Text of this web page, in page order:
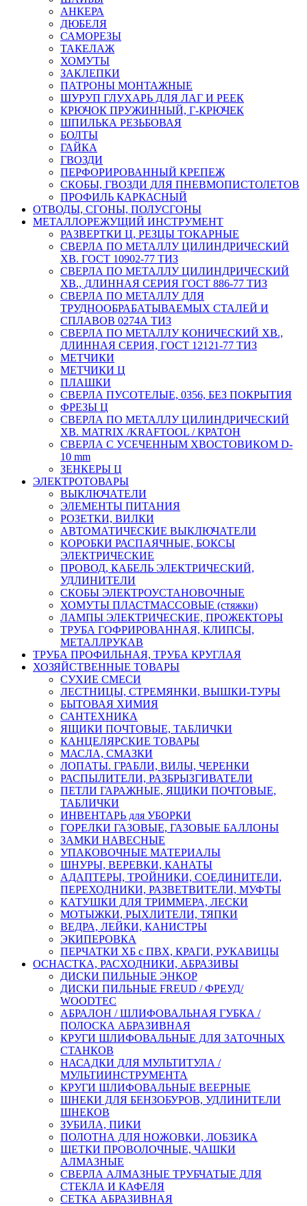
АНКЕРА
ДЮБЕЛЯ
САМОРЕЗЫ
ТАКЕЛАЖ
ХОМУТЫ
ЗАКЛЕПКИ
ПАТРОНЫ МОНТАЖНЫЕ
ШУРУП ГЛУХАРЬ ДЛЯ ЛАГ И РЕЕК
КРЮЧОК ПРУЖИННЫЙ, Г-КРЮЧЕК
ШПИЛЬКА РЕЗЬБОВАЯ
БОЛТЫ
ГАЙКА
ГВОЗДИ
ПЕРФОРИРОВАННЫЙ КРЕПЕЖ
СКОБЫ, ГВОЗДИ ДЛЯ ПНЕВМОПИСТОЛЕТОВ
ПРОФИЛЬ КАРКАСНЫЙ
ОТВОДЫ, СГОНЫ, ПОЛУСГОНЫ
МЕТАЛЛОРЕЖУЩИЙ ИНСТРУМЕНТ
РАЗВЕРТКИ Ц, РЕЗЦЫ ТОКАРНЫЕ
СВЕРЛА ПО МЕТАЛЛУ ЦИЛИНДРИЧЕСКИЙ
ХВ. ГОСТ 10902-77 ТИЗ
СВЕРЛА ПО МЕТАЛЛУ ЦИЛИНДРИЧЕСКИЙ
ХВ., ДЛИННАЯ СЕРИЯ ГОСТ 886-77 ТИЗ
СВЕРЛА ПО МЕТАЛЛУ ДЛЯ
ТРУДНООБРАБАТЫВАЕМЫХ СТАЛЕЙ И
СПЛАВОВ 0274А ТИЗ
СВЕРЛА ПО МЕТАЛЛУ КОНИЧЕСКИЙ ХВ.,
ДЛИННАЯ СЕРИЯ, ГОСТ 12121-77 ТИЗ
МЕТЧИКИ
МЕТЧИКИ Ц
ПЛАШКИ
СВЕРЛА ПУСОТЕЛЫЕ, 0356, БЕЗ ПОКРЫТИЯ
ФРЕЗЫ Ц
СВЕРЛА ПО МЕТАЛЛУ ЦИЛИНДРИЧЕСКИЙ
ХВ. MATRIX /KRAFTOOL / КРАТОН
СВЕРЛА С УСЕЧЕННЫМ ХВОСТОВИКОМ D-
10 mm
ЗЕНКЕРЫ Ц
ЭЛЕКТРОТОВАРЫ
ВЫКЛЮЧАТЕЛИ
ЭЛЕМЕНТЫ ПИТАНИЯ
РОЗЕТКИ, ВИЛКИ
АВТОМАТИЧЕСКИЕ ВЫКЛЮЧАТЕЛИ
КОРОБКИ РАСПАЯЧНЫЕ, БОКСЫ
ЭЛЕКТРИЧЕСКИЕ
ПРОВОД, КАБЕЛЬ ЭЛЕКТРИЧЕСКИЙ,
УДЛИНИТЕЛИ
СКОБЫ ЭЛЕКТРОУСТАНОВОЧНЫЕ
ХОМУТЫ ПЛАСТМАССОВЫЕ (стяжки)
ЛАМПЫ ЭЛЕКТРИЧЕСКИЕ, ПРОЖЕКТОРЫ
ТРУБА ГОФРИРОВАННАЯ, КЛИПСЫ,
МЕТАЛЛРУКАВ
ТРУБА ПРОФИЛЬНАЯ, ТРУБА КРУГЛАЯ
ХОЗЯЙСТВЕННЫЕ ТОВАРЫ
СУХИЕ СМЕСИ
ЛЕСТНИЦЫ, СТРЕМЯНКИ, ВЫШКИ-ТУРЫ
БЫТОВАЯ ХИМИЯ
САНТЕХНИКА
ЯЩИКИ ПОЧТОВЫЕ, ТАБЛИЧКИ
КАНЦЕЛЯРСКИЕ ТОВАРЫ
МАСЛА, СМАЗКИ
ЛОПАТЫ. ГРАБЛИ, ВИЛЫ, ЧЕРЕНКИ
РАСПЫЛИТЕЛИ, РАЗБРЫЗГИВАТЕЛИ
ПЕТЛИ ГАРАЖНЫЕ, ЯЩИКИ ПОЧТОВЫЕ,
ТАБЛИЧКИ
ИНВЕНТАРЬ для УБОРКИ
ГОРЕЛКИ ГАЗОВЫЕ, ГАЗОВЫЕ БАЛЛОНЫ
ЗАМКИ НАВЕСНЫЕ
УПАКОВОЧНЫЕ МАТЕРИАЛЫ
ШНУРЫ, ВЕРЕВКИ, КАНАТЫ
АДАПТЕРЫ, ТРОЙНИКИ, СОЕДИНИТЕЛИ,
ПЕРЕХОДНИКИ, РАЗВЕТВИТЕЛИ, МУФТЫ
КАТУШКИ ДЛЯ ТРИММЕРА, ЛЕСКИ
МОТЫЖКИ, РЫХЛИТЕЛИ, ТЯПКИ
ВЕДРА, ЛЕЙКИ, КАНИСТРЫ
ЭКИПЕРОВКА
ПЕРЧАТКИ ХБ с ПВХ, КРАГИ, РУКАВИЦЫ
ОСНАСТКА, РАСХОДНИКИ, АБРАЗИВЫ
ДИСКИ ПИЛЬНЫЕ ЭНКОР
ДИСКИ ПИЛЬНЫЕ FREUD / ФРЕУД/
WOODTEC
АБРАЛОН / ШЛИФОВАЛЬНАЯ ГУБКА /
ПОЛОСКА АБРАЗИВНАЯ
КРУГИ ШЛИФОВАЛЬНЫЕ ДЛЯ ЗАТОЧНЫХ
СТАНКОВ
НАСАДКИ ДЛЯ МУЛЬТИТУЛА /
МУЛЬТИИНСТРУМЕНТА
КРУГИ ШЛИФОВАЛЬНЫЕ ВЕЕРНЫЕ
ШНЕКИ ДЛЯ БЕНЗОБУРОВ, УДЛИНИТЕЛИ
ШНЕКОВ
ЗУБИЛА, ПИКИ
ПОЛОТНА ДЛЯ НОЖОВКИ, ЛОБЗИКА
ЩЕТКИ ПРОВОЛОЧНЫЕ, ЧАШКИ
АЛМАЗНЫЕ
СВЕРЛА АЛМАЗНЫЕ ТРУБЧАТЫЕ ДЛЯ
СТЕКЛА И КАФЕЛЯ
СЕТКА АБРАЗИВНАЯ